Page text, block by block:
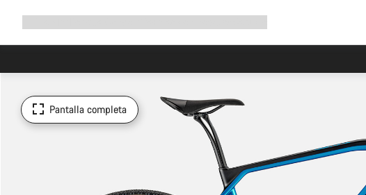
Pantalla completa